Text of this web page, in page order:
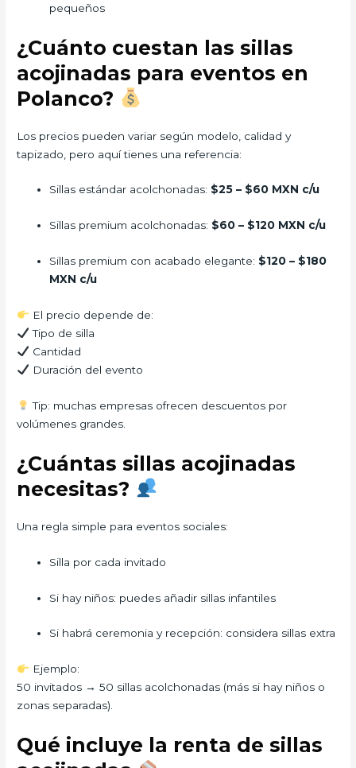
pequeños
¿Cuánto cuestan las sillas
acojinadas para eventos en
Polanco?
Los precios pueden variar según modelo, calidad y
tapizado, pero aquí tienes una referencia:
Sillas estándar acolchonadas: $25 – $60 MXN c/u
Sillas premium acolchonadas: $60 – $120 MXN c/u
Sillas premium con acabado elegante: $120 – $180
MXN c/u
El precio depende de:
Tipo de silla
Cantidad
Duración del evento
Tip: muchas empresas ofrecen descuentos por
volúmenes grandes.
¿Cuántas sillas acojinadas
necesitas?
Una regla simple para eventos sociales:
Silla por cada invitado
Si hay niños: puedes añadir sillas infantiles
Si habrá ceremonia y recepción: considera sillas extra
Ejemplo:
50 invitados → 50 sillas acolchonadas (más si hay niños o
zonas separadas).
Qué incluye la renta de sillas